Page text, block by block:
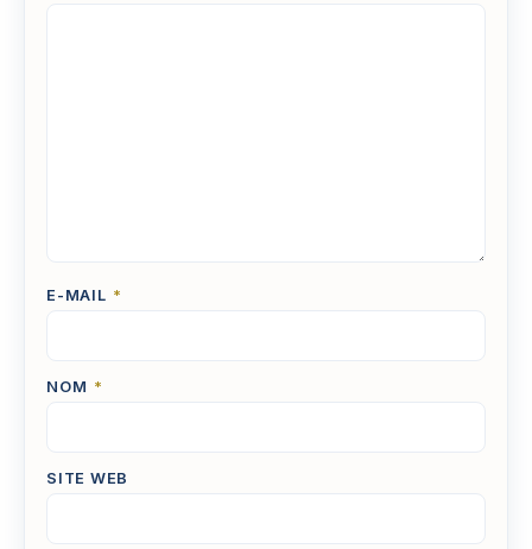
E-MAIL *
NOM *
SITE WEB